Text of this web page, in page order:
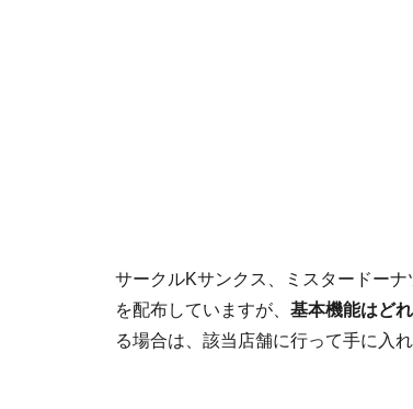
サークルKサンクス、ミスタードー
を配布していますが、 基本機能はど
る場合は、該当店舗に行って手に入れ